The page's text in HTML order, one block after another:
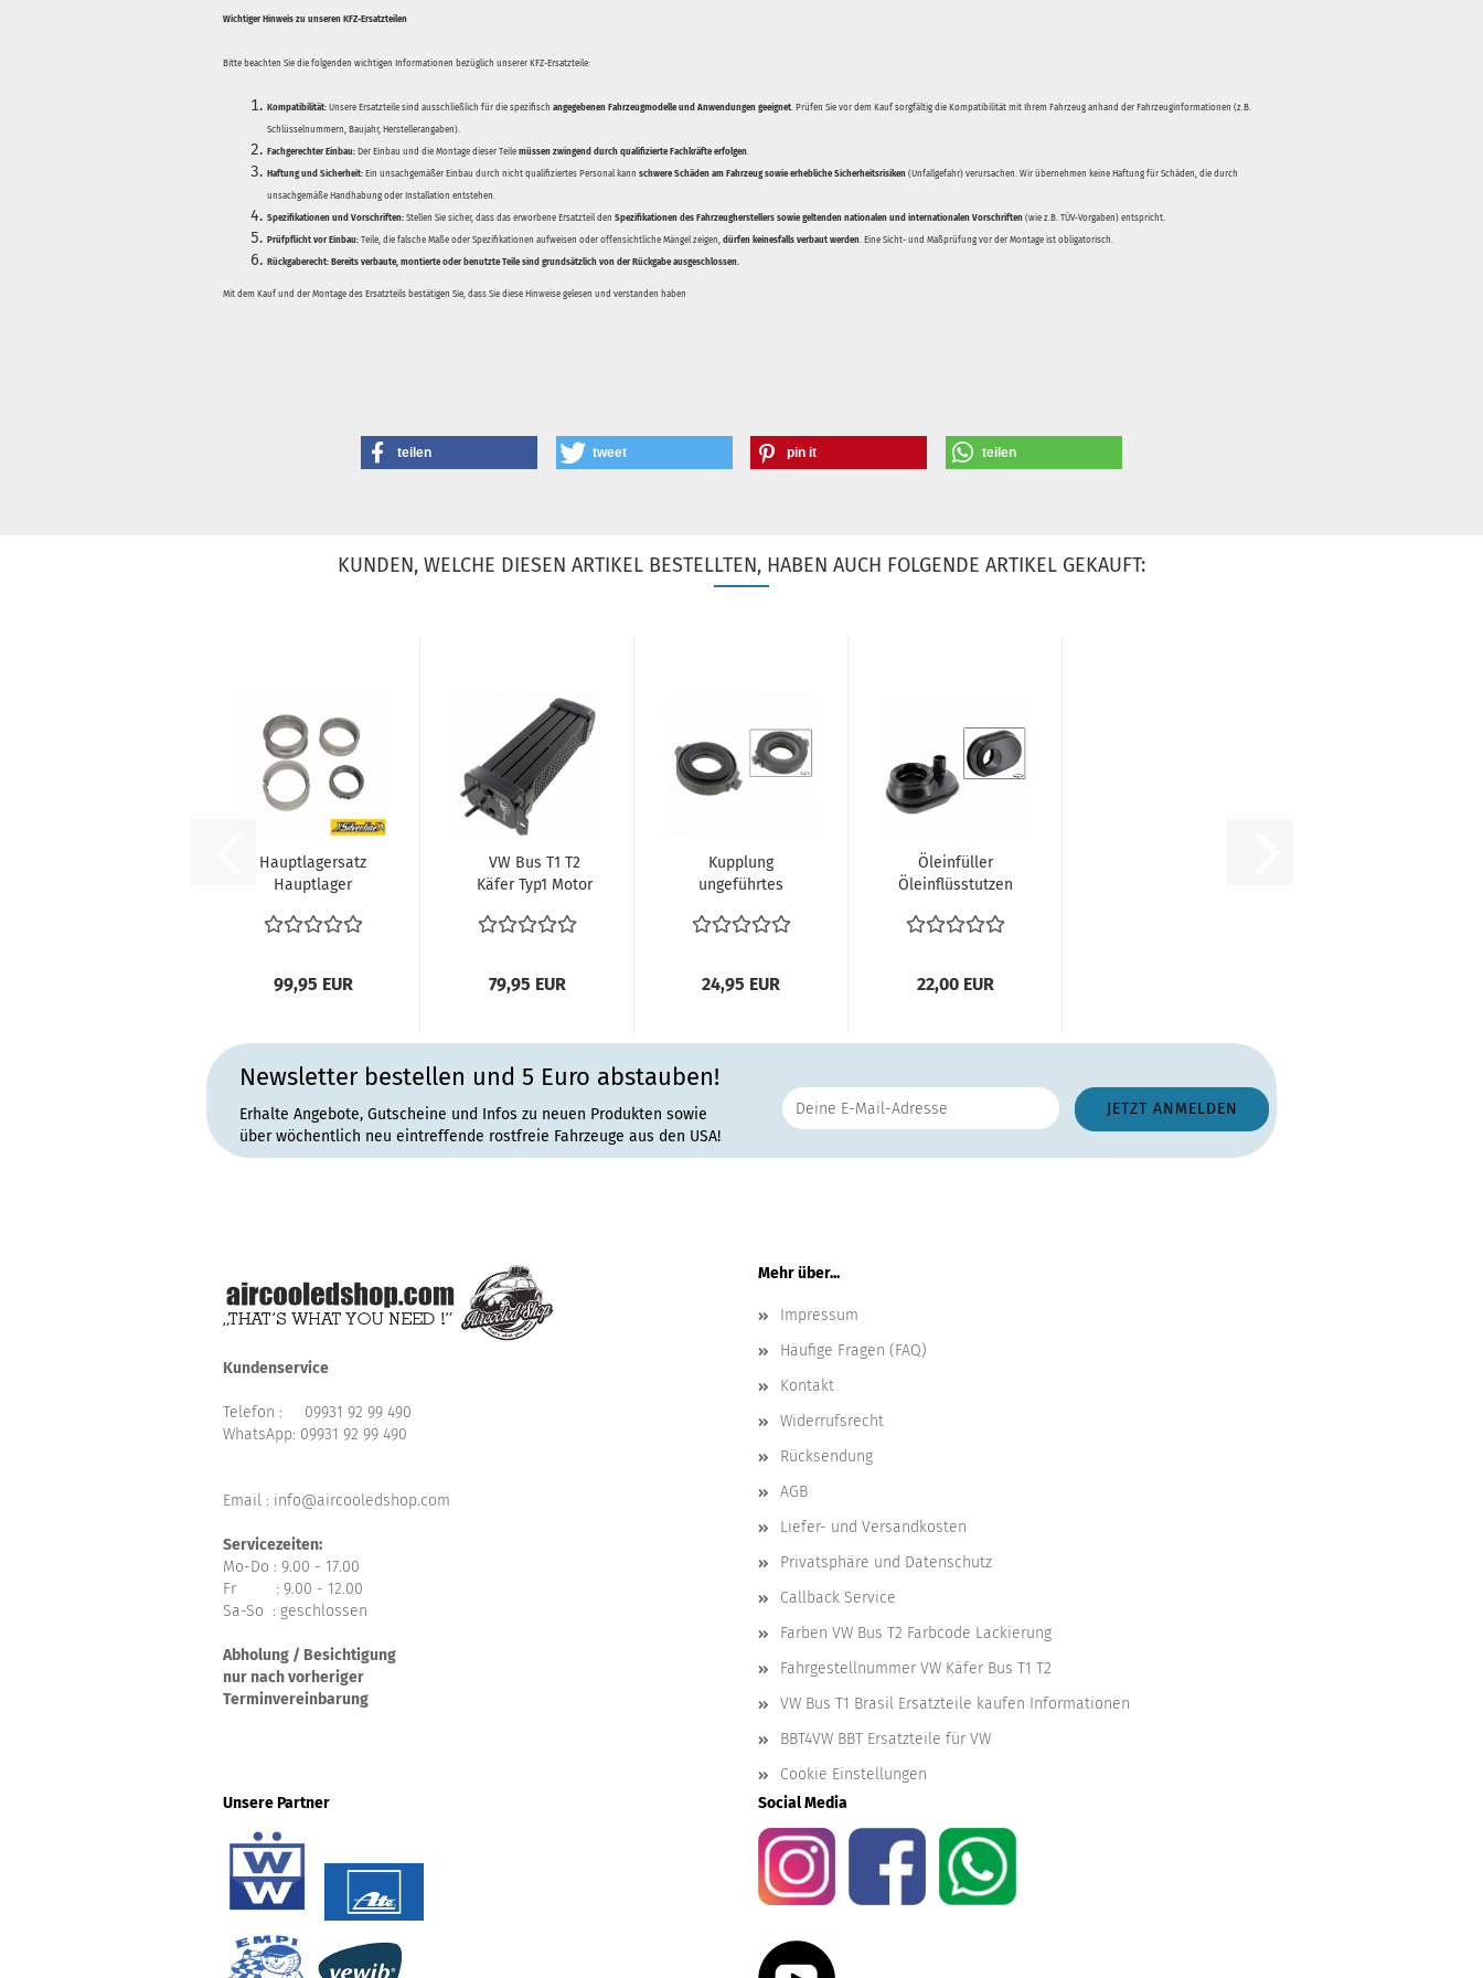
Wichtiger Hinweis zu unseren KFZ-Ersatzteilen
Bitte beachten Sie die folgenden wichtigen Informationen bezüglich unserer KFZ-Ersatzteile:
Kompatibilität: Unsere Ersatzteile sind ausschließlich für die spezifisch angegebenen Fahrzeugmodelle und Anwendungen geeignet. Prüfen Sie vor dem Kauf sorgfältig die Kompatibilität mit Ihrem Fahrzeug anhand der Fahrzeuginformationen (z.B.
Schlüsselnummern, Baujahr, Herstellerangaben).
Fachgerechter Einbau: Der Einbau und die Montage dieser Teile müssen zwingend durch qualifizierte Fachkräfte erfolgen.
Haftung und Sicherheit: Ein unsachgemäßer Einbau durch nicht qualifiziertes Personal kann schwere Schäden am Fahrzeug sowie erhebliche Sicherheitsrisiken (Unfallgefahr) verursachen. Wir übernehmen keine Haftung für Schäden, die durch
unsachgemäße Handhabung oder Installation entstehen.
Spezifikationen und Vorschriften: Stellen Sie sicher, dass das erworbene Ersatzteil den Spezifikationen des Fahrzeugherstellers sowie geltenden nationalen und internationalen Vorschriften (wie z.B. TÜV-Vorgaben) entspricht.
Prüfpflicht vor Einbau: Teile, die falsche Maße oder Spezifikationen aufweisen oder offensichtliche Mängel zeigen, dürfen keinesfalls verbaut werden. Eine Sicht- und Maßprüfung vor der Montage ist obligatorisch.
Rückgaberecht: Bereits verbaute, montierte oder benutzte Teile sind grundsätzlich von der Rückgabe ausgeschlossen.
Mit dem Kauf und der Montage des Ersatzteils bestätigen Sie, dass Sie diese Hinweise gelesen und verstanden haben
teilen tweet pin it teilen
KUNDEN, WELCHE DIESEN ARTIKEL BESTELLTEN, HABEN AUCH FOLGENDE ARTIKEL GEKAUFT:
Hauptlagersatz
Hauptlager
Std 22mm
99,95 EUR
VW Bus T1 T2
Käfer Typ1 Motor
Einkanalmotoren...
79,95 EUR
Kupplung
ungeführtes
Kupplungssatz
24,95 EUR
Öleinfüller
Öleinflüsstutzen
Motor VW...
22,00 EUR
Newsletter bestellen und 5 Euro abstauben!
Erhalte Angebote, Gutscheine und Infos zu neuen Produkten sowie
über wöchentlich neu eintreffende rostfreie Fahrzeuge aus den USA!
Kundenservice
Telefon : 09931 92 99 490
WhatsApp: 09931 92 99 490
Email : info@aircooledshop.com
Servicezeiten:
Mo-Do : 9.00 - 17.00
Fr : 9.00 - 12.00
Sa-So : geschlossen
Abholung / Besichtigung
nur nach vorheriger
Terminvereinbarung
Mehr über...
Impressum
Häufige Fragen (FAQ)
Kontakt
Widerrufsrecht
Rücksendung
AGB
Liefer- und Versandkosten
Privatsphäre und Datenschutz
Callback Service
Farben VW Bus T2 Farbcode Lackierung
Fahrgestellnummer VW Käfer Bus T1 T2
VW Bus T1 Brasil Ersatzteile kaufen Informationen
BBT4VW BBT Ersatzteile für VW
Cookie Einstellungen
Unsere Partner
Social Media